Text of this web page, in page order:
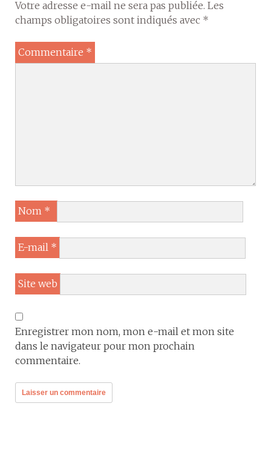
Votre adresse e-mail ne sera pas publiée. Les
champs obligatoires sont indiqués avec *
Commentaire *
Nom *
E-mail *
Site web
Enregistrer mon nom, mon e-mail et mon site
dans le navigateur pour mon prochain
commentaire.